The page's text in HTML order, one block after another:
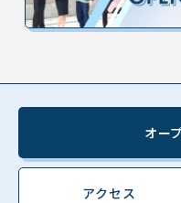
オー
アクセス